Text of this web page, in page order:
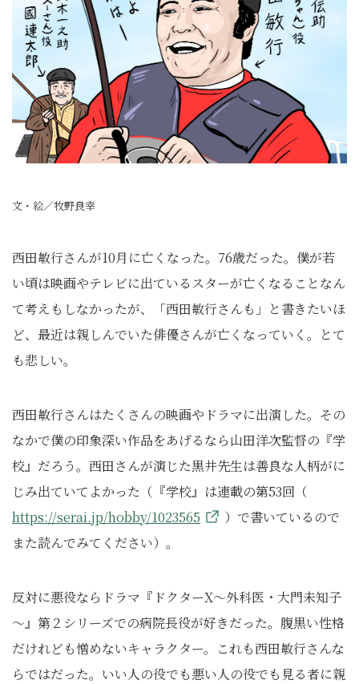
文・絵／牧野良幸
西田敏行さんが10月に亡くなった。76歳だった。僕が若
い頃は映画やテレビに出ているスターが亡くなることなん
て考えもしなかったが、「西田敏行さんも」と書きたいほ
ど、最近は親しんでいた俳優さんが亡くなっていく。とて
も悲しい。
西田敏行さんはたくさんの映画やドラマに出演した。その
なかで僕の印象深い作品をあげるなら山田洋次監督の『学
校』だろう。西田さんが演じた黒井先生は善良な人柄がに
じみ出ていてよかった（『学校』は連載の第53回（
https://serai.jp/hobby/1023565
）で書いているので
また読んでみてください）。
反対に悪役ならドラマ『ドクターX～外科医・大門未知子
～』第２シリーズでの病院長役が好きだった。腹黒い性格
だけれども憎めないキャラクター。これも西田敏行さんな
らではだった。いい人の役でも悪い人の役でも見る者に親